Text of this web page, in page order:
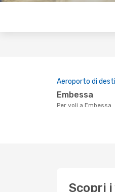
Aeroporto di
Embessa
Per voli a Embessa
Scopri i